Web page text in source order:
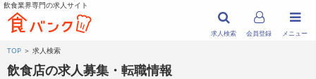
飲食業界専門の求人サイト
メニュー
求人検索 会員登録
TOP ＞ 求人検索
飲食店の求人募集・転職情報